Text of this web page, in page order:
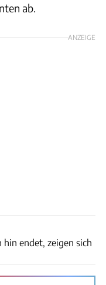
ab.
ANZEIGE
endet, zeigen sich